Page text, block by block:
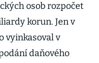
osob rozpočet
korun. Jen v
vyinkasoval v
daňového